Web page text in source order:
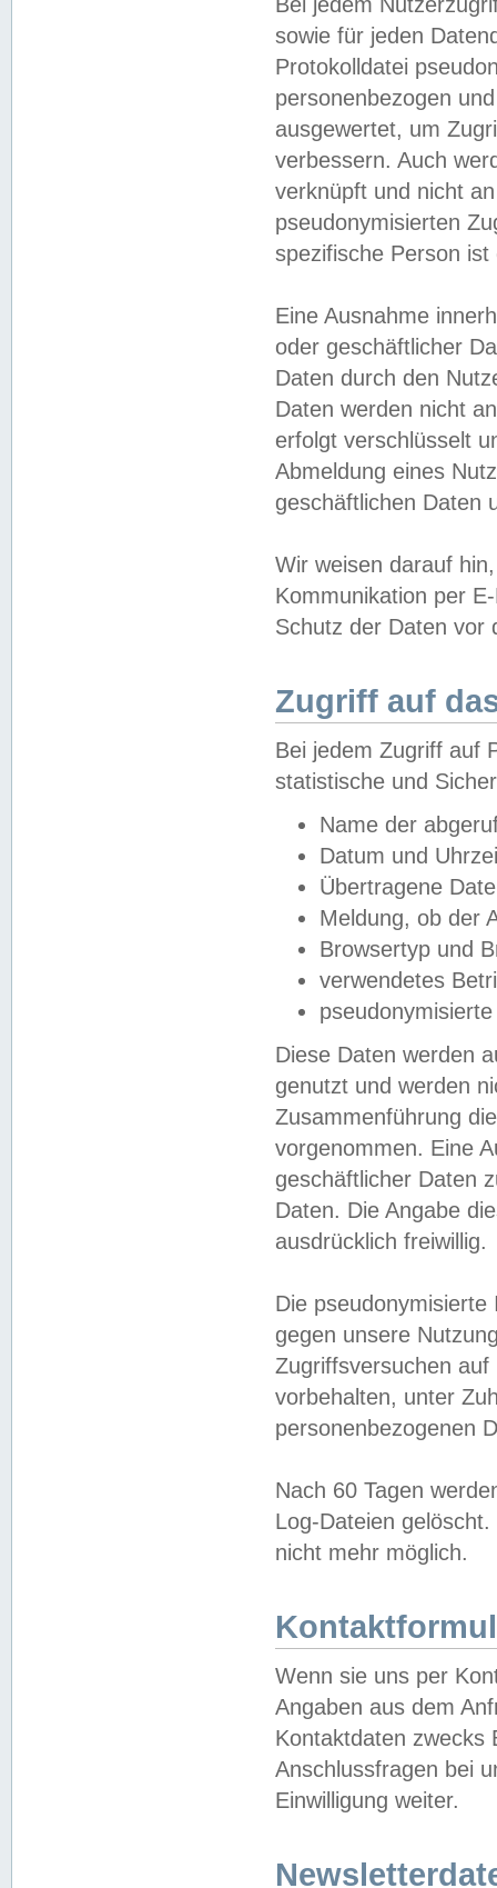
Bei jedem
sowie für jeden
Protokolldatei
personenbezogen
ausgewertet, um
verbessern. Auch
verknüpft und nicht
pseudonymisierten
spezifische Person
Eine Ausnahme
oder geschäftlicher
Daten durch den
Daten werden nicht
erfolgt verschlüsselt
Abmeldung eines
geschäftlichen Daten
Wir weisen darauf
Kommunikation per
Schutz der Daten vor
Zugriff auf
Bei jedem Zugriff auf
statistische und
Name der
Datum und
Übertragene
Meldung, ob der
Browsertyp und
verwendetes
Diese Daten werden
genutzt und werden
Zusammenführung
vorgenommen. Eine
geschäftlicher Daten
Daten. Die Angabe
ausdrücklich freiwillig.
Die
gegen unsere
Zugriffsversuchen
vorbehalten, unter
personenbezogenen
Nach 60 Tagen
Log-Dateien
nicht mehr möglich.
Wenn sie uns per
Angaben aus dem
Kontaktdaten zwecks
Anschlussfragen bei
Einwilligung weiter.